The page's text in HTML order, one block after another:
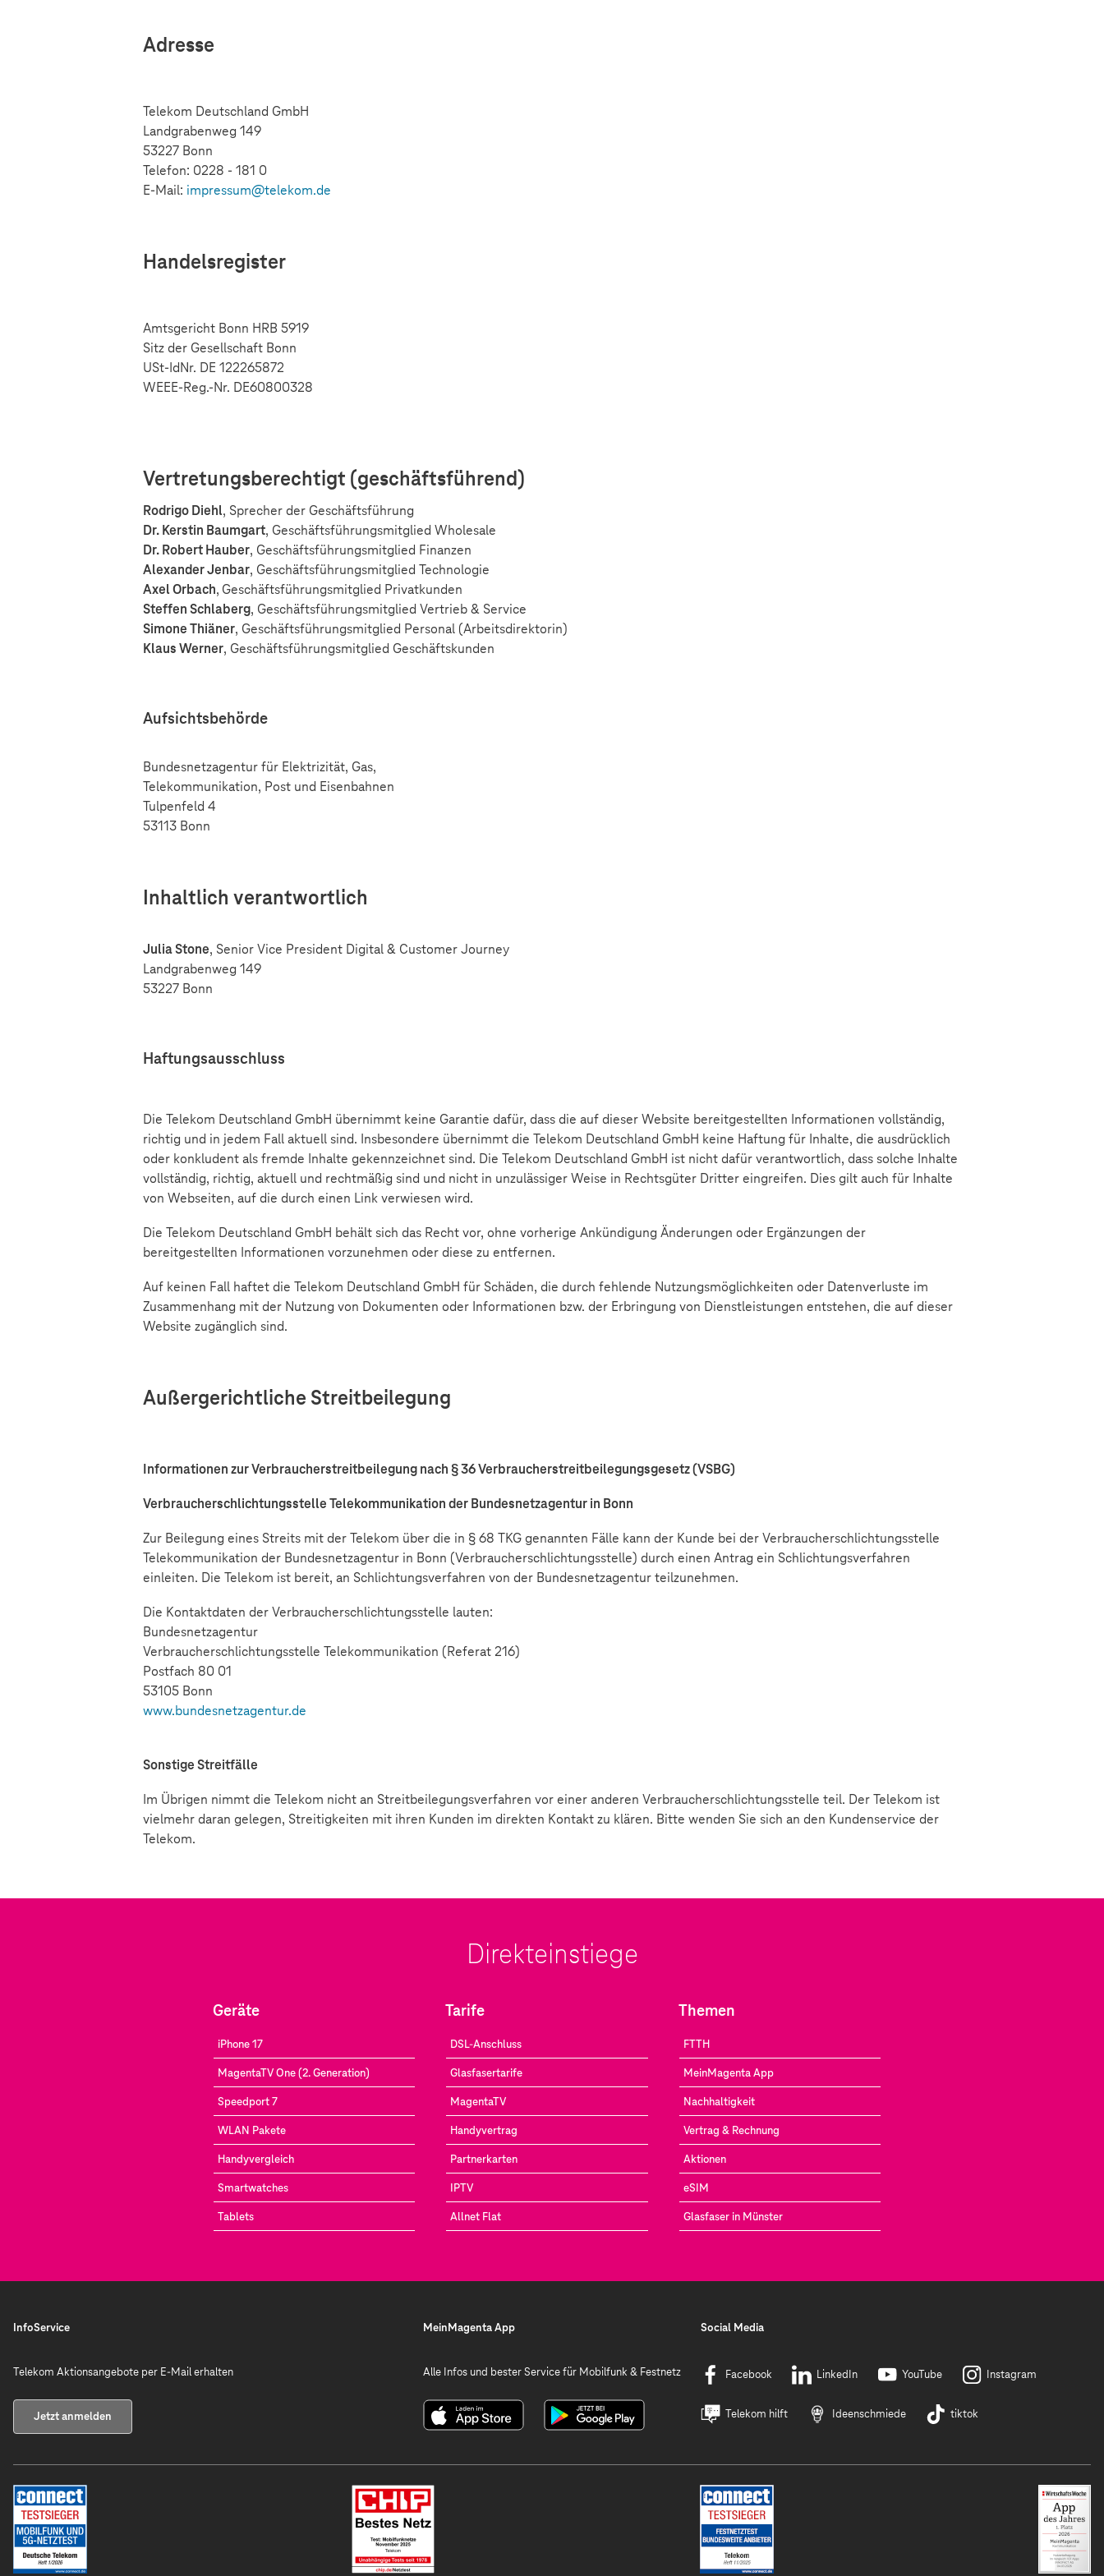
Adresse
Telekom Deutschland GmbH
Landgrabenweg 149
53227 Bonn
Telefon: 0228 - 181 0
E-Mail: impressum@telekom.de
Handelsregister
Amtsgericht Bonn HRB 5919
Sitz der Gesellschaft Bonn
USt-IdNr. DE 122265872
WEEE-Reg.-Nr. DE60800328
Vertretungsberechtigt (geschäftsführend)
Rodrigo Diehl, Sprecher der Geschäftsführung
Dr. Kerstin Baumgart, Geschäftsführungsmitglied Wholesale
Dr. Robert Hauber, Geschäftsführungsmitglied Finanzen
Alexander Jenbar, Geschäftsführungsmitglied Technologie
Axel Orbach, Geschäftsführungsmitglied Privatkunden
Steffen Schlaberg, Geschäftsführungsmitglied Vertrieb & Service
Simone Thiäner, Geschäftsführungsmitglied Personal (Arbeitsdirektorin)
Klaus Werner, Geschäftsführungsmitglied Geschäftskunden
Aufsichtsbehörde
Bundesnetzagentur für Elektrizität, Gas,
Telekommunikation, Post und Eisenbahnen
Tulpenfeld 4
53113 Bonn
Inhaltlich verantwortlich
Julia Stone, Senior Vice President Digital & Customer Journey
Landgrabenweg 149
53227 Bonn
Haftungsausschluss
Die Telekom Deutschland GmbH übernimmt keine Garantie dafür, dass die auf dieser Website bereitgestellten Informationen vollständig,
richtig und in jedem Fall aktuell sind. Insbesondere übernimmt die Telekom Deutschland GmbH keine Haftung für Inhalte, die ausdrücklich
oder konkludent als fremde Inhalte gekennzeichnet sind. Die Telekom Deutschland GmbH ist nicht dafür verantwortlich, dass solche Inhalte
vollständig, richtig, aktuell und rechtmäßig sind und nicht in unzulässiger Weise in Rechtsgüter Dritter eingreifen. Dies gilt auch für Inhalte
von Webseiten, auf die durch einen Link verwiesen wird.
Die Telekom Deutschland GmbH behält sich das Recht vor, ohne vorherige Ankündigung Änderungen oder Ergänzungen der
bereitgestellten Informationen vorzunehmen oder diese zu entfernen.
Auf keinen Fall haftet die Telekom Deutschland GmbH für Schäden, die durch fehlende Nutzungsmöglichkeiten oder Datenverluste im
Zusammenhang mit der Nutzung von Dokumenten oder Informationen bzw. der Erbringung von Dienstleistungen entstehen, die auf dieser
Website zugänglich sind.
Außergerichtliche Streitbeilegung
Informationen zur Verbraucherstreitbeilegung nach § 36 Verbraucherstreitbeilegungsgesetz (VSBG)
Verbraucherschlichtungsstelle Telekommunikation der Bundesnetzagentur in Bonn
Zur Beilegung eines Streits mit der Telekom über die in § 68 TKG genannten Fälle kann der Kunde bei der Verbraucherschlichtungsstelle
Telekommunikation der Bundesnetzagentur in Bonn (Verbraucherschlichtungsstelle) durch einen Antrag ein Schlichtungsverfahren
einleiten. Die Telekom ist bereit, an Schlichtungsverfahren von der Bundesnetzagentur teilzunehmen.
Die Kontaktdaten der Verbraucherschlichtungsstelle lauten:
Bundesnetzagentur
Verbraucherschlichtungsstelle Telekommunikation (Referat 216)
Postfach 80 01
53105 Bonn
www.bundesnetzagentur.de
Sonstige Streitfälle
Im Übrigen nimmt die Telekom nicht an Streitbeilegungsverfahren vor einer anderen Verbraucherschlichtungsstelle teil. Der Telekom ist
vielmehr daran gelegen, Streitigkeiten mit ihren Kunden im direkten Kontakt zu klären. Bitte wenden Sie sich an den Kundenservice der
Telekom.
Direkteinstiege
Geräte
iPhone 17
MagentaTV One (2. Generation)
Speedport 7
WLAN Pakete
Handyvergleich
Smartwatches
Tablets
Tarife
DSL-Anschluss
Glasfasertarife
MagentaTV
Handyvertrag
Partnerkarten
IPTV
Allnet Flat
Themen
FTTH
MeinMagenta App
Nachhaltigkeit
Vertrag & Rechnung
Aktionen
eSIM
Glasfaser in Münster
InfoService
Telekom Aktionsangebote per E-Mail erhalten
Jetzt anmelden
MeinMagenta App
Alle Infos und bester Service für Mobilfunk & Festnetz
Social Media
Facebook LinkedIn YouTube Instagram
Telekom hilft Ideenschmiede tiktok